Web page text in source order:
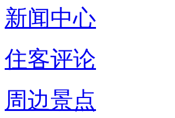
新闻中心
住客评论
周边景点